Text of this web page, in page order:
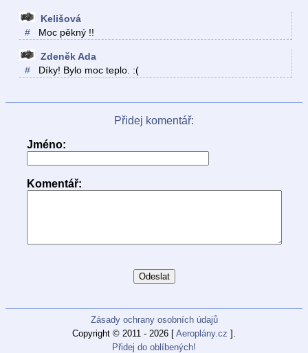
Kelišová
# Moc pěkný !!
Zdeněk Ada
# Díky! Bylo moc teplo. :(
Přidej komentář:
Jméno:
Komentář:
Zásady ochrany osobních údajů
Copyright © 2011 - 2026 [ Aeroplány.cz ].
Přidej do oblíbených!